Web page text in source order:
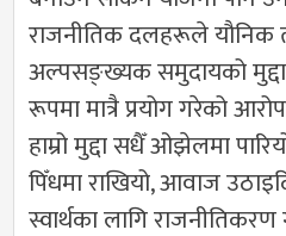
राजनीतिक दलहरूले यौनिक
अल्पसङ्ख्यक समुदायको
रूपमा मात्रै प्रयोग गरेको
हाम्रो मुद्दा सधैँ ओझेलमा
पिँधमा राखियो, आवाज
स्वार्थका लागि